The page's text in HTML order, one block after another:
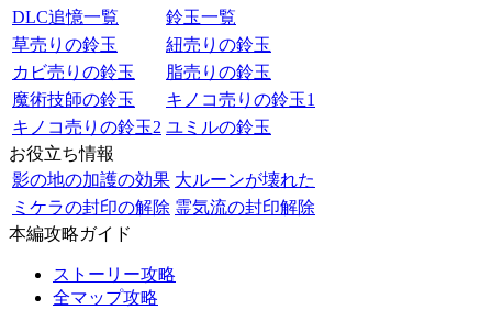
DLC追憶一覧
鈴玉一覧
草売りの鈴玉
紐売りの鈴玉
カビ売りの鈴玉
脂売りの鈴玉
魔術技師の鈴玉
キノコ売りの鈴玉1
キノコ売りの鈴玉2 ユミルの鈴玉
お役立ち情報
影の地の加護の効果 大ルーンが壊れた
ミケラの封印の解除 霊気流の封印解除
本編攻略ガイド
ストーリー攻略
全マップ攻略